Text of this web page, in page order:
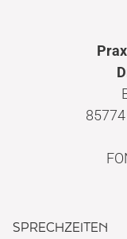
SPRECHZEITEN